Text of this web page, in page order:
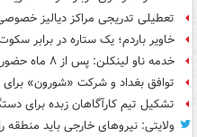
تعطیلی تدریجی مراکز دیالیز
خاویر باردم؛ یک ستاره در برابر
خدمه ناو لینکلن: پس از ۸ ماه حضور در دریا خسته و درمانده‌ شدیم
توافق بغداد و شرکت «شورون»
تشکیل تیم کارآگاهان زبده برای
ولایتی: نیروهای خارجی باید منطقه